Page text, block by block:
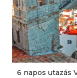
6 napos utazás